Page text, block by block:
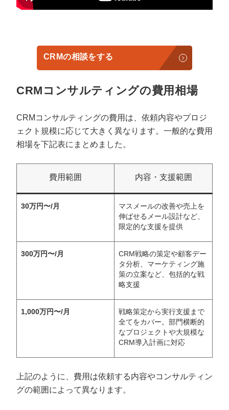
CRMの相談をする
CRMコンサルティングの費用相場
CRMコンサルティングの費用は、依頼内容やプロジ
ェクト規模に応じて大きく異なります。一般的な費用
相場を下記表にまとめました。
費用範囲 内容・支援範囲
30万円〜/月
マスメールの改善や売上を
伸ばせるメール設計など、
限定的な支援を提供
300万円〜/月
CRM戦略の策定や顧客デー
タ分析、マーケティング施
策の立案など、包括的な戦
略支援
1,000万円〜/月
戦略策定から実行支援まで
全てをカバー。部門横断的
なプロジェクトや大規模な
CRM導入計画に対応
上記のように、費用は依頼する内容やコンサルティン
グの範囲によって異なります。